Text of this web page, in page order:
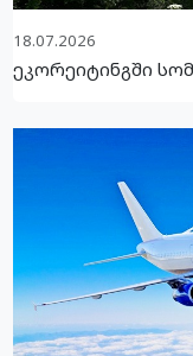
18.07.2026
ეკორეიტინგში